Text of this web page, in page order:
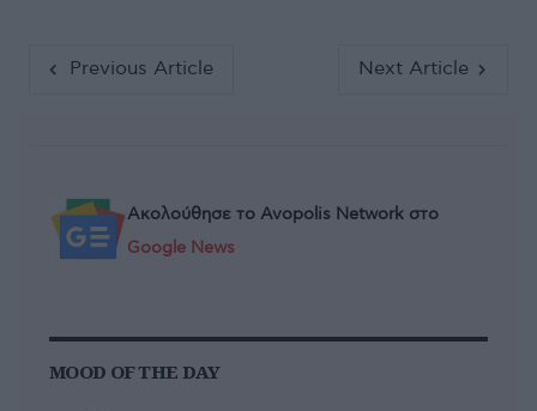
Previous Article Next Article
Ακολούθησε το Avopolis Network στο
Google News
MOOD OF THE DAY